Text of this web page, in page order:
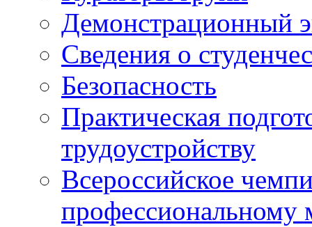
Демонстрационный
Сведения о
Безопасность
Практическая
трудоустройству
Всероссийское
профессиональному